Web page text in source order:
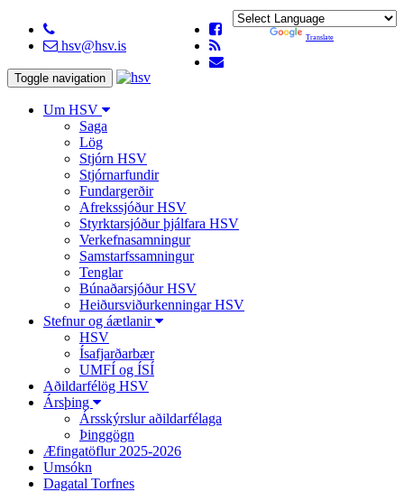
hsv@hsv.is
Translate
Toggle navigation
Um HSV
Saga
Lög
Stjórn HSV
Stjórnarfundir
Fundargerðir
Afrekssjóður HSV
Styrktarsjóður þjálfara HSV
Verkefnasamningur
Samstarfssamningur
Tenglar
Búnaðarsjóður HSV
Heiðursviðurkenningar HSV
Stefnur og áætlanir
HSV
Ísafjarðarbær
UMFÍ og ÍSÍ
Aðildarfélög HSV
Ársþing
Ársskýrslur aðildarfélaga
Þinggögn
Æfingatöflur 2025-2026
Umsókn
Dagatal Torfnes